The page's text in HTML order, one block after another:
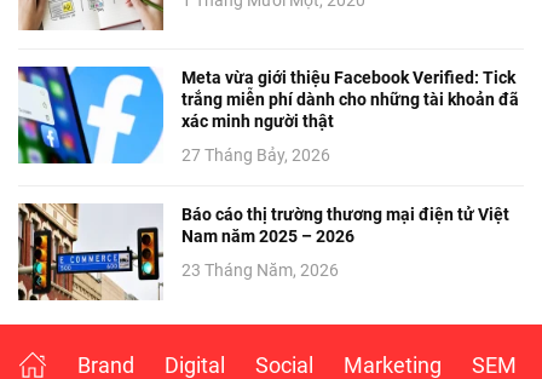
Meta vừa giới thiệu Facebook Verified: Tick
trắng miễn phí dành cho những tài khoản đã
xác minh người thật
27 Tháng Bảy, 2026
Báo cáo thị trường thương mại điện tử Việt
Nam năm 2025 – 2026
23 Tháng Năm, 2026
Brand Digital Social Marketing
SEM